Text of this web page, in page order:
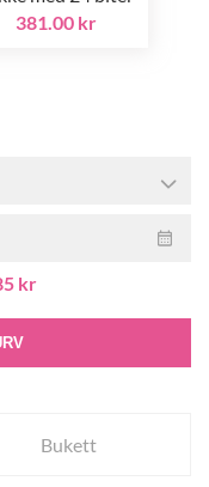
381.00 kr
kr
Bukett